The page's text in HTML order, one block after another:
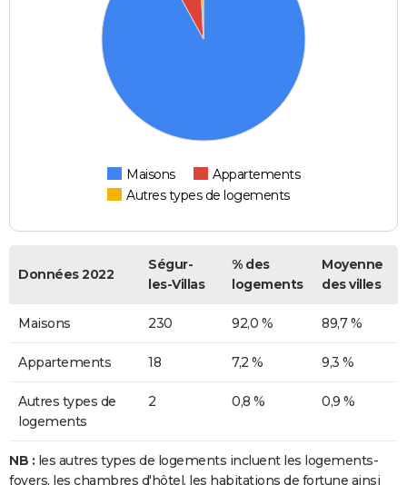
Maisons
Appartements
Autres types de logements
Données 2022
Ségur-
les-Villas
% des
logements
Moyenne
des villes
Maisons 230 92,0 % 89,7 %
Appartements 18 7,2 % 9,3 %
Autres types de
logements
2 0,8 % 0,9 %
NB : les autres types de logements incluent les logements-
foyers, les chambres d'hôtel, les habitations de fortune ainsi